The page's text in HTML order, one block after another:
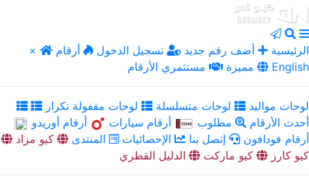
× الرئيسية أضف رقم جديد تسجيل الدخول
أرقام
مميزة
مستثمري الأرقام English
لوحات مواليد لوحات متسلسلة
لوحات مقفولة تكرار
أحدث الأرقام
مطلوب أرقام سيارات
أرقام أوريدو
أرقام فودافون
إتصل بنا الإحصائيات المنتدى
كيو مزاد
كيو كارز
كيو ماركت الدليل القطري